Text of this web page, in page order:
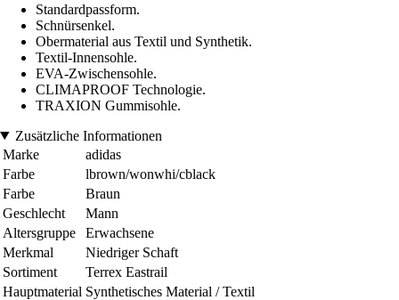
Standardpassform.
Schnürsenkel.
Obermaterial aus Textil und Synthetik.
Textil-Innensohle.
EVA-Zwischensohle.
CLIMAPROOF Technologie.
TRAXION Gummisohle.
Zusätzliche Informationen
Marke
adidas
Farbe
lbrown/wonwhi/cblack
Farbe
Braun
Geschlecht
Mann
Altersgruppe
Erwachsene
Merkmal
Niedriger Schaft
Sortiment
Terrex Eastrail
Hauptmaterial Synthetisches Material / Textil